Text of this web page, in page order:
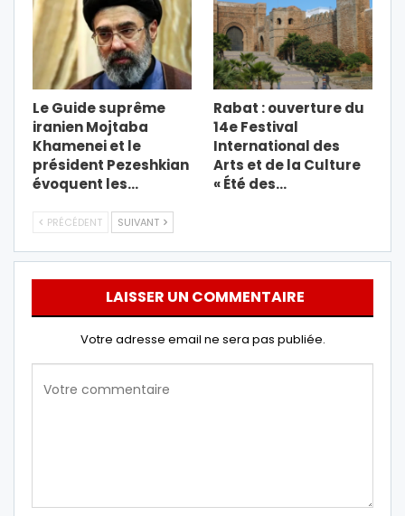
Le Guide suprême
iranien Mojtaba
Khamenei et le
président Pezeshkian
évoquent les…
Rabat : ouverture du
14e Festival
International des
Arts et de la Culture
« Été des…
PRÉCÉDENT SUIVANT
LAISSER UN COMMENTAIRE
Votre adresse email ne sera pas publiée.